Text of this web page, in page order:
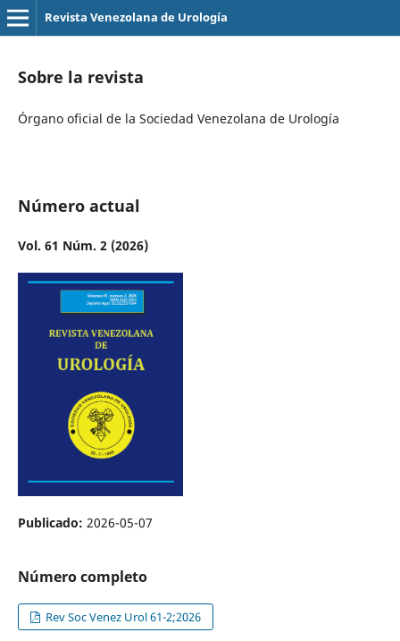
Revista Venezolana de Urología
Sobre la revista
Órgano oficial de la Sociedad Venezolana de Urología
Número actual
Vol. 61 Núm. 2 (2026)
Publicado: 2026-05-07
Número completo
Rev Soc Venez Urol 61-2;2026